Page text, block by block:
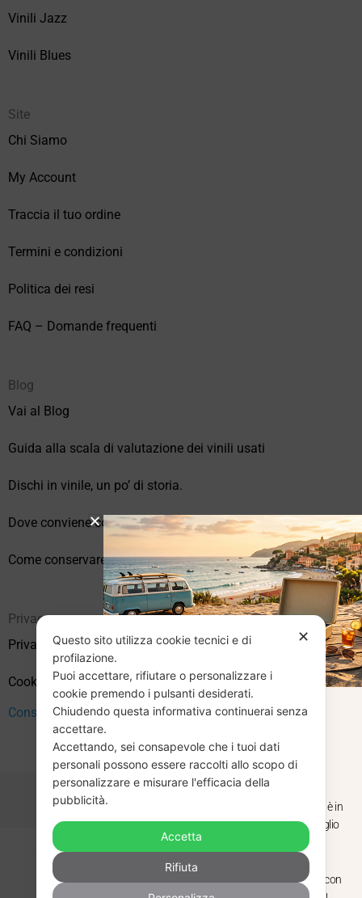
Vinili Jazz
Vinili Blues
Site
Chi Siamo
My Account
Traccia il tuo ordine
Termini e condizioni
Politica dei resi
FAQ – Domande frequenti
Blog
Vai al Blog
Guida alla scala di valutazione dei vinili usati
Dischi in vinile, un po’ di storia.
Dove conviene comprare vinili online?
Come conservare correttamente i vinili usati
Privacy
Privacy Policy
Cookie Policy (UE)
Consenso
Copyright © 2026 Vendita Vinili Usati | P.IVA 12240940960
NextWebStudio
✕
Questo sito utilizza cookie tecnici e di
profilazione.
Puoi accettare, rifiutare o personalizzare i
cookie premendo i pulsanti desiderati.
Chiudendo questa informativa continuerai senza
accettare.
Accettando, sei consapevole che i tuoi dati
personali possono essere raccolti allo scopo di
personalizzare e misurare l'efficacia della
pubblicità.
Accetta
Rifiuta
CHIUSURA
ESTIVA
Dal 29 luglio al 31 agosto venditaviniliusati.it è in
pausa estiva. Gli ordini ricevuti entro il 29 luglio
saranno spediti regolarmente.
Torniamo il 1 settembre, pronti a riprendere con